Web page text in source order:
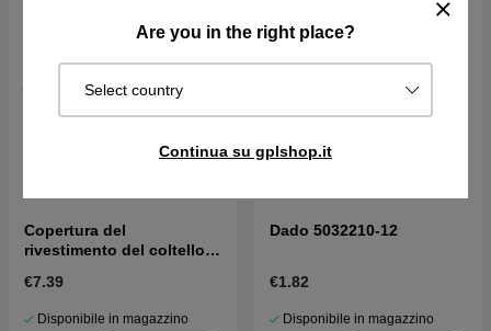
Are you in the right place?
Select country
Continua su gplshop.it
Copertura del
rivestimento del coltello
€7.39
Disponibile in magazzino
Dado 5032210-12
€1.82
Disponibile in magazzino